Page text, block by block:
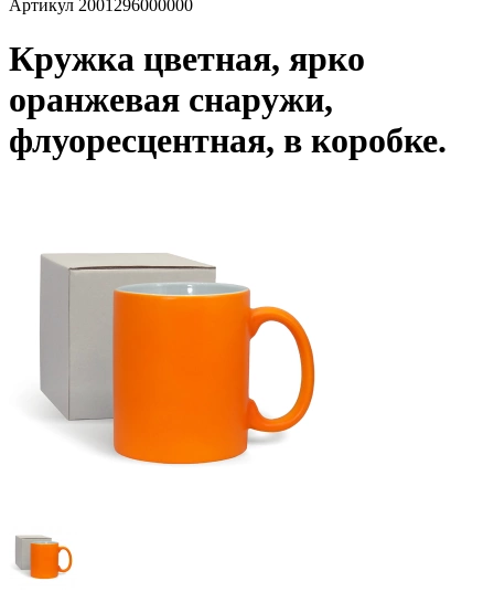
Артикул 2001296000000
Кружка цветная, ярко
оранжевая снаружи,
флуоресцентная, в коробке.